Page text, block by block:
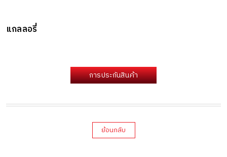
แกลลอรี่
การประกันสินค้า
ย้อนกลับ